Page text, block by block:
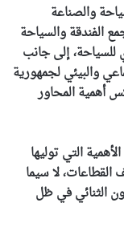
والصناعة
الفندقة والسياحة
للسياحة، إلى جانب
والبيئي لجمهورية
أهمية المحاور
التي توليها
لا سيما
الثنائي في ظل